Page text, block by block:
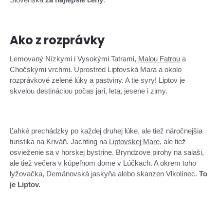
Ako z rozprávky
Lemovaný Nízkymi i Vysokými Tatrami, Malou Fatrou a
Chočskými vrchmi. Uprostred Liptovská Mara a okolo
rozprávkové zelené lúky a pastviny. A tie syry! Liptov je
skvelou destináciou počas jari, leta, jesene i zimy.
Ľahké prechádzky po každej druhej lúke, ale tiež náročnejšia
turistika na Kriváň. Jachting na Liptovskej Mare, ale tiež
osvieženie sa v horskej bystrine. Bryndzove pirohy na salaši,
ale tiež večera v kúpeľnom dome v Lúčkach. A okrem toho
lyžovačka, Demänovská jaskyňa alebo skanzen Vlkolínec. To
je Liptov.